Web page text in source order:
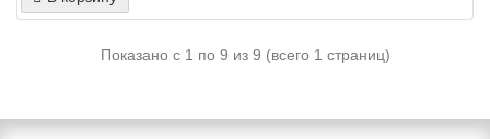
Показано с 1 по 9 из 9 (всего 1 страниц)